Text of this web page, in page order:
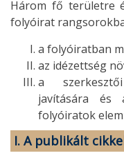
Három fő területre
folyóirat
a folyóiratban
az idézettség
a
javítására és
folyóiratok
I. A publikált